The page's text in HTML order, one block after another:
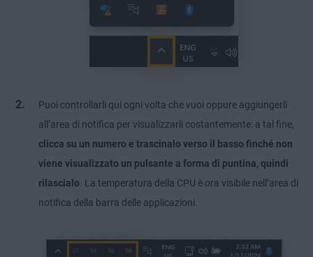
Puoi controllarli qui ogni volta che vuoi oppure aggiungerli
all’area di notifica per visualizzarli costantemente: a tal fine,
clicca su un numero e trascinalo verso il basso finché non
viene visualizzato un pulsante a forma di puntina, quindi
rilascialo . La temperatura della CPU è ora visibile nell’area di
notifica della barra delle applicazioni.